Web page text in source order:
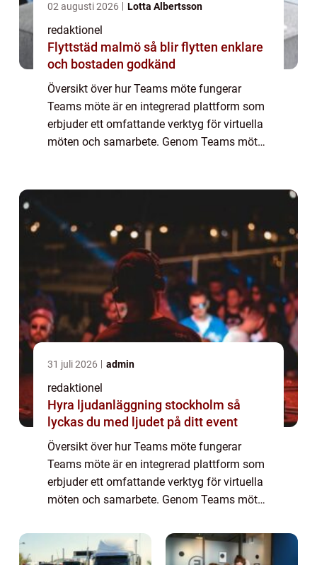
02 augusti 2026 Lotta Albertsson
redaktionel
Flyttstäd malmö så blir flytten enklare
och bostaden godkänd
Översikt över hur Teams möte fungerar
Teams möte är en integrerad plattform som
erbjuder ett omfattande verktyg för virtuella
möten och samarbete. Genom Teams möte
31 juli 2026 admin
redaktionel
Hyra ljudanläggning stockholm så
lyckas du med ljudet på ditt event
Översikt över hur Teams möte fungerar
Teams möte är en integrerad plattform som
erbjuder ett omfattande verktyg för virtuella
möten och samarbete. Genom Teams möte
filer, ha videosamtal och styra projekt på d...